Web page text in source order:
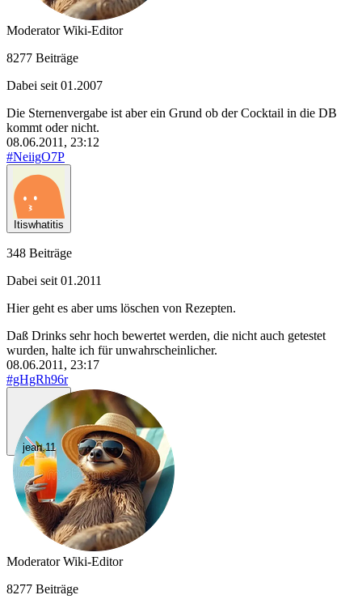
ModeratorWiki-Editor
8277 Beiträge
Dabei seit 01.2007
Die Sternenvergabe ist aber ein Grund ob der Cocktail in die DB
kommt oder nicht.
08.06.2011, 23:12
#NeiigO7P
Itiswhatitis
348 Beiträge
Dabei seit 01.2011
Hier geht es aber ums löschen von Rezepten.
Daß Drinks sehr hoch bewertet werden, die nicht auch getestet
wurden, halte ich für unwahrscheinlicher.
08.06.2011, 23:17
#gHgRh96r
jean.11
ModeratorWiki-Editor
8277 Beiträge